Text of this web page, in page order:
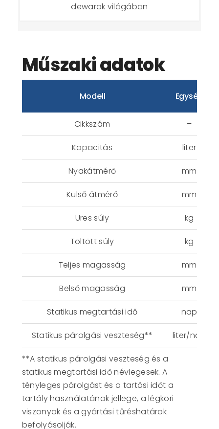
dewarok világában
Műszaki adatok
Modell Egység
Cikkszám –
Kapacitás liter
Nyakátmérő mm
Külső átmérő mm
Üres súly kg
Töltött súly kg
Teljes magasság mm
Belső magasság mm
Statikus megtartási idő nap
Statikus párolgási veszteség** liter/nap
**A statikus párolgási veszteség és a
statikus megtartási idő névlegesek. A
tényleges párolgást és a tartási időt a
tartály használatának jellege, a légköri
viszonyok és a gyártási tűréshatárok
befolyásolják.